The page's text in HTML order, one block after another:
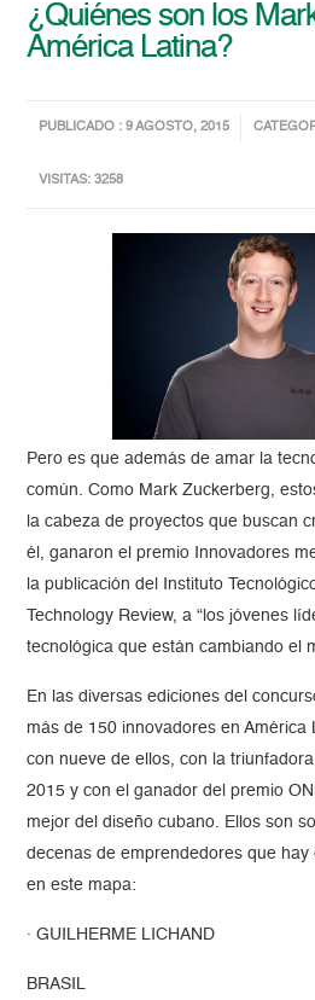
¿Quiénes son los
América Latina?
PUBLICADO : 9 AGOSTO, 2015
VISITAS: 3258
Pero es que además de amar la
común. Como Mark Zuckerberg,
la cabeza de proyectos que buscan
él, ganaron el premio Innovadores
la publicación del Instituto
Technology Review, a “los jóvenes
tecnológica que están cambiando el
En las diversas ediciones del
más de 150 innovadores en América
con nueve de ellos, con la
2015 y con el ganador del premio
mejor del diseño cubano. Ellos son
decenas de emprendedores que
en este mapa:
· GUILHERME LICHAND
BRASIL